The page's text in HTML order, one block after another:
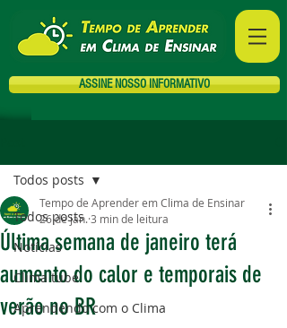
ASSINE NOSSO INFORMATIVO
Todos posts
Notícias
Clima tube
Aprendendo com o Clima
Todos posts
Última semana de janeiro terá
aumento do calor e temporais de
verão no BR
Tempo de Aprender em Clima de Ensinar
26 de jan. 3 min de leitura